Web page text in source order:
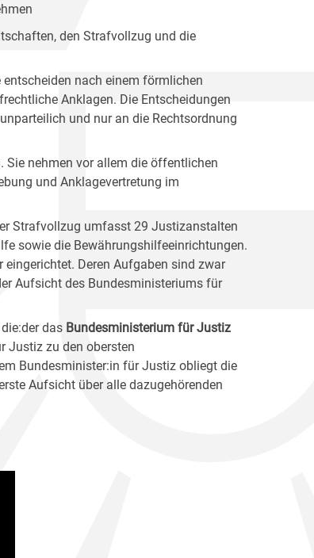
den Strafvollzug und die
nach einem förmlichen
Anklagen. Die Entscheidungen
und nur an die Rechtsordnung
Sie nehmen vor allem die öffentlichen
und Anklagevertretung im
Strafvollzug umfasst 29 Justizanstalten
sowie die Bewährungshilfeeinrichtungen.
Deren Aufgaben sind zwar
Aufsicht des Bundesministeriums für
die:der das Bundesministerium für Justiz
Justiz zu den obersten
Bundesminister:in für Justiz obliegt die
Aufsicht über alle dazugehörenden